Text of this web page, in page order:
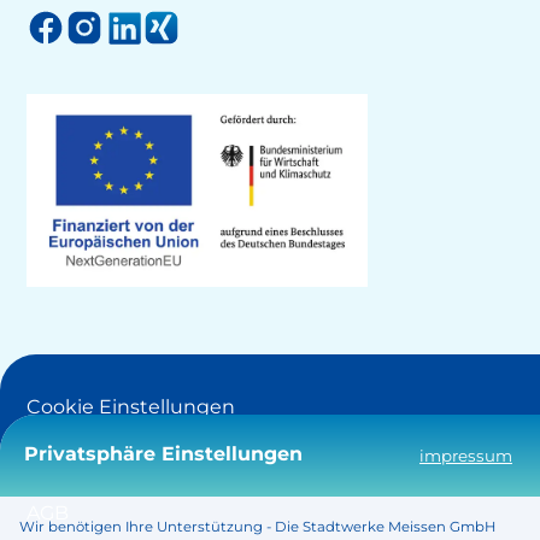
Privatsphäre Einstellungen impressum
Wir benötigen Ihre Unterstützung - Die Stadtwerke Meissen GmbH
Cookie Einstellungen
Barrierefreiheit